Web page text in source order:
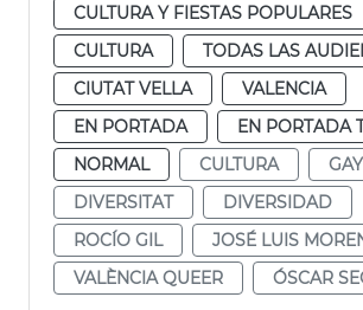
CULTURA Y FIESTAS POPULARES
CULTURA
TODAS LAS
CIUTAT VELLA
VALENCIA
EN PORTADA
EN PORTADA
NORMAL
CULTURA
DIVERSITAT
DIVERSIDAD
ROCÍO GIL
JOSÉ LUIS
VALÈNCIA QUEER
ÓSCAR